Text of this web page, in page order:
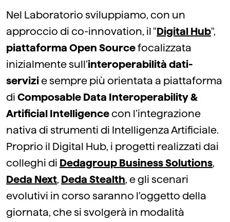
Nel Laboratorio sviluppiamo, con un
approccio di co-innovation, il "Digital Hub",
piattaforma Open Sourcefocalizzata
inizialmente sull’interoperabilità dati-
servizie sempre più orientata a piattaforma
di Composable Data Interoperability &
Artificial Intelligencecon l’integrazione
nativa di strumenti di Intelligenza Artificiale.
Proprio il Digital Hub, i progetti realizzati dai
colleghi di Dedagroup Business Solutions,
Deda Next, Deda Stealth, e gli scenari
evolutivi in corso saranno l’oggetto della
giornata, che si svolgerà in modalità